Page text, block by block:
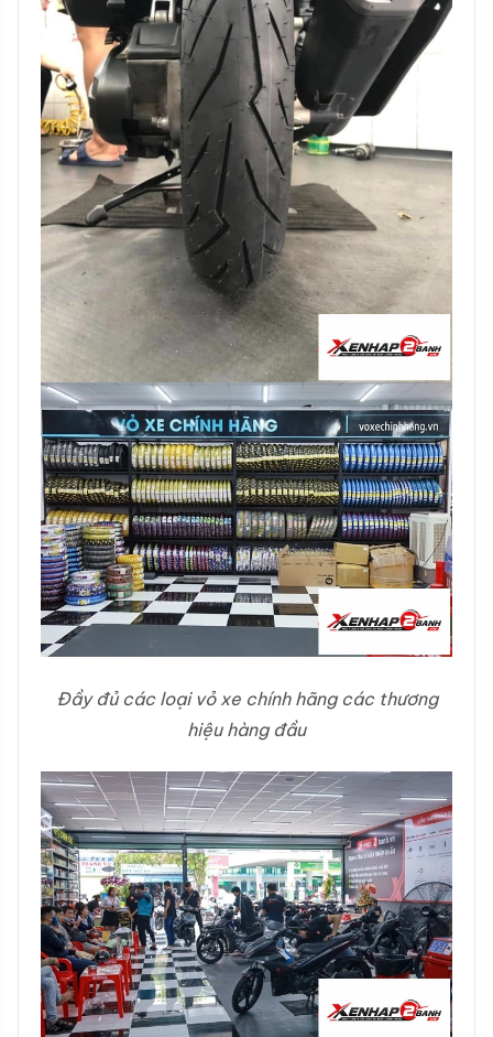
Đầy đủ các loại vỏ xe chính hãng các thương
hiệu hàng đầu